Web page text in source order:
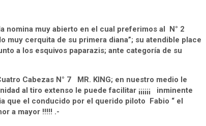
nomina muy abierto en el cual preferimos al N° 2
muy cerquita de su primera diana”; su atendible place
a los esquivos paparazis; ante categoría de su
Cabezas N° 7 MR. KING; en nuestro medio le
al tiro extenso le puede facilitar ¡¡¡¡¡¡ inminente
que el conducido por el querido piloto Fabio “ el
a mayor !!!!! .-